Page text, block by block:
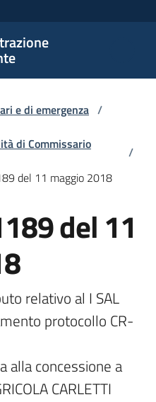
e di emergenza /
di Commissario
/
del 11 maggio 2018
del 11
relativo al I SAL
protocollo CR-
concessione a
CARLETTI